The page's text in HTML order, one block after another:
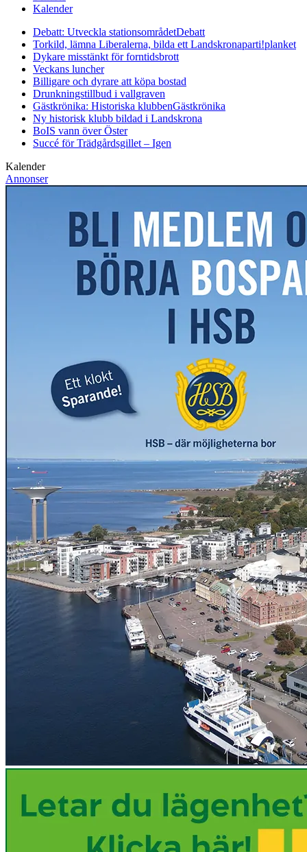
Kalender
Debatt: Utveckla stationsområdetDebatt
Torkild, lämna Liberalerna, bilda ett Landskronaparti!planket
Dykare misstänkt för forntidsbrott
Veckans luncher
Billigare och dyrare att köpa bostad
Drunkningstillbud i vallgraven
Gästkrönika: Historiska klubbenGästkrönika
Ny historisk klubb bildad i Landskrona
BoIS vann över Öster
Succé för Trädgårdsgillet – Igen
Kalender
Annonser